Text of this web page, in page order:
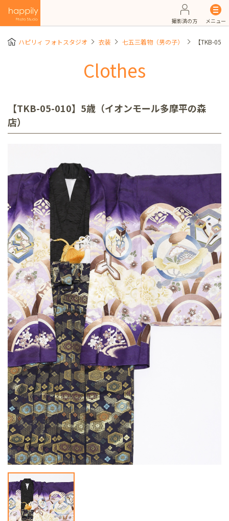
撮影済の方 メニュー
ハピリィ フォトスタジオ 衣装 七五三着物（男の子） 【TKB-05-
Clothes
【TKB-05-010】5歳（イオンモール多摩平の森
店）